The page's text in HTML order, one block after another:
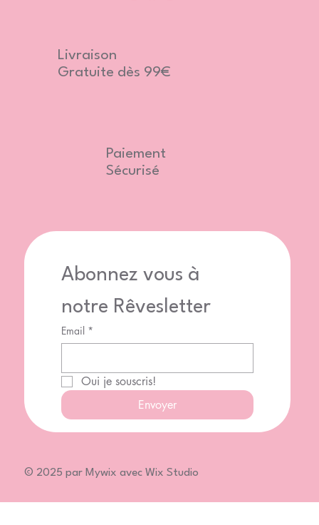
Abonnez vous à
notre Rêvesletter
Email *
Oui je souscris!
Envoyer
Livraison
Gratuite dès 99€
Paiement
Sécurisé
© 2025 par Mywix avec Wix Studio